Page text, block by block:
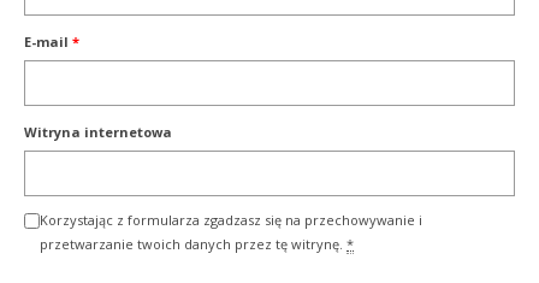
E-mail *
Witryna internetowa
Korzystając z formularza zgadzasz się na przechowywanie i
przetwarzanie twoich danych przez tę witrynę. *